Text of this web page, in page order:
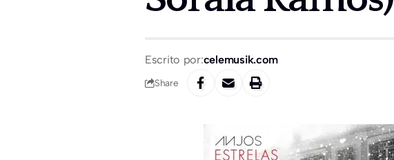
Escrito por:celemusik.com
Share